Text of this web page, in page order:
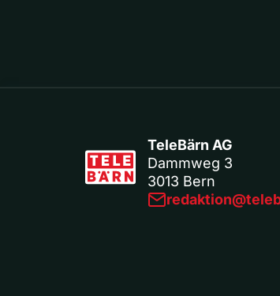
TeleBärn AG
Dammweg 3
3013 Bern